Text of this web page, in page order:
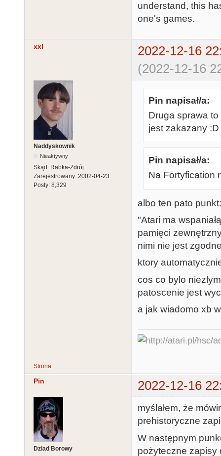
understand, this
one's games.
xxl
2022-12-16
(2022-12-16
Naddyskownik
Nieaktywny
Skąd: Rabka-Zdrój
Zarejestrowany: 2002-04-23
Posty: 8,329
Pin napisał/a:
Druga sprawa
jest zakazany :D
Pin napisał/a:
Na Fortyfication
albo ten pato punkt:
"Atari ma
pamięci
nimi nie jest
ktory
cos co bylo
patoscenie jest
a jak wiadomo xb
Strona
Pin 2022-12-16
Dziad Borowy
myślałem, że
prehistoryczne
W następnym
pożyteczne zapisy